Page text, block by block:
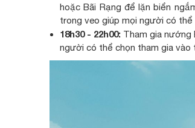
hoặc Bãi Rạng để lặn biển
trong veo giúp mọi người có
18h30 - 22h00: Tham gia nướng
người có thể chọn tham gia vào